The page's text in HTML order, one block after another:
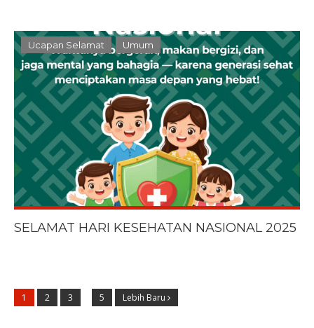
Ucapan Selamat Umum
SELAMAT HARI KESEHATAN NASIONAL 2025
1 2 3 5 Lebih Baru